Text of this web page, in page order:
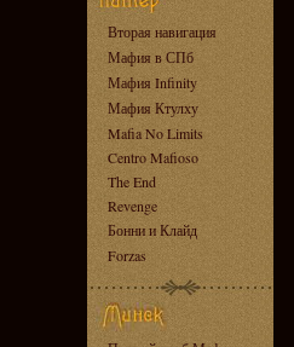
Вторая навигация
Мафия в СПб
Мафия Infinity
Мафия Ктулху
Mafia No Limits
Centro Mafioso
The End
Revenge
Бонни и Клайд
Forzas